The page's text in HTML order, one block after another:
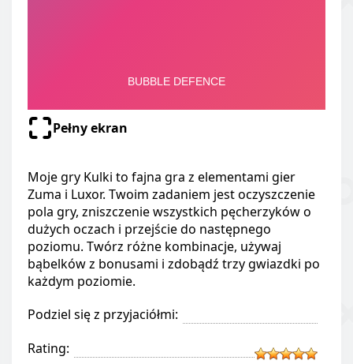
Pełny ekran
Moje gry Kulki to fajna gra z elementami gier
Zuma i Luxor. Twoim zadaniem jest oczyszczenie
pola gry, zniszczenie wszystkich pęcherzyków o
dużych oczach i przejście do następnego
poziomu. Twórz różne kombinacje, używaj
bąbelków z bonusami i zdobądź trzy gwiazdki po
każdym poziomie.
Podziel się z przyjaciółmi:
Rating: